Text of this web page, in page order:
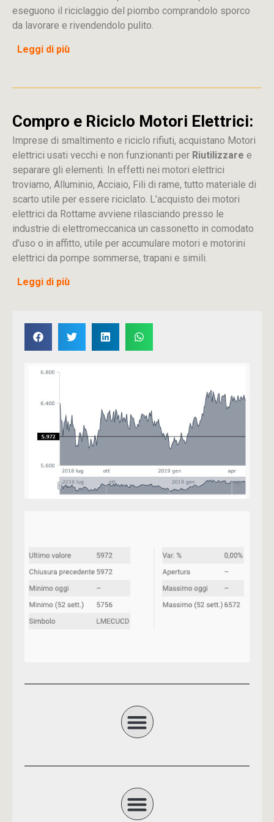
eseguono il riciclaggio del piombo comprandolo sporco
da lavorare e rivendendolo pulito.
Leggi di più
Compro e Riciclo Motori Elettrici:
Imprese di smaltimento e riciclo rifiuti, acquistano Motori
elettrici usati vecchi e non funzionanti per Riutilizzare e
separare gli elementi. In effetti nei motori elettrici
troviamo, Alluminio, Acciaio, Fili di rame, tutto materiale di
scarto utile per essere riciclato. L’acquisto dei motori
elettrici da Rottame avviene rilasciando presso le
industrie di elettromeccanica un cassonetto in comodato
d’uso o in affitto, utile per accumulare motori e motorini
elettrici da pompe sommerse, trapani e simili.
Leggi di più